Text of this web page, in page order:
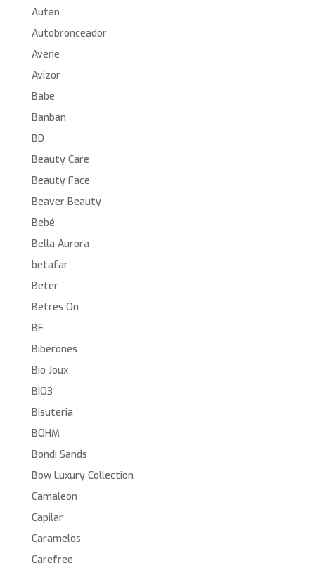
Autan
Autobronceador
Avene
Avizor
Babe
Banban
BD
Beauty Care
Beauty Face
Beaver Beauty
Bebé
Bella Aurora
betafar
Beter
Betres On
BF
Biberones
Bio Joux
BIO3
Bisuteria
BOHM
Bondi Sands
Bow Luxury Collection
Camaleon
Capilar
Caramelos
Carefree